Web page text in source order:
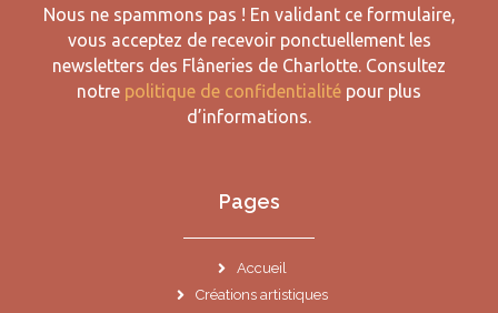
Nous ne spammons pas ! En validant ce formulaire,
vous acceptez de recevoir ponctuellement les
newsletters des Flâneries de Charlotte. Consultez
notre politique de confidentialité pour plus
d’informations.
Pages
Accueil
Créations artistiques